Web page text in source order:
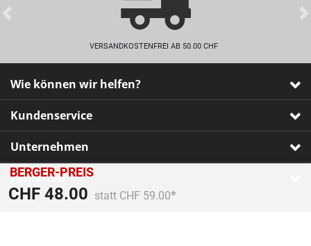
BERGER-PREIS
CHF 48.00 Preis reduziert von
statt CHF 59.00
An
VERSANDKOSTENFREI AB 50.00 CHF
Previous
Wie können wir helfen?
Kundenservice
Unternehmen
Zahlarten